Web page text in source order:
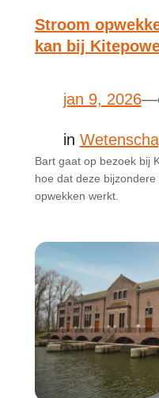
Stroom
kan bij
jan 9, 2026—
in
Bart gaat op bezoek bij
hoe dat deze
opwekken werkt.